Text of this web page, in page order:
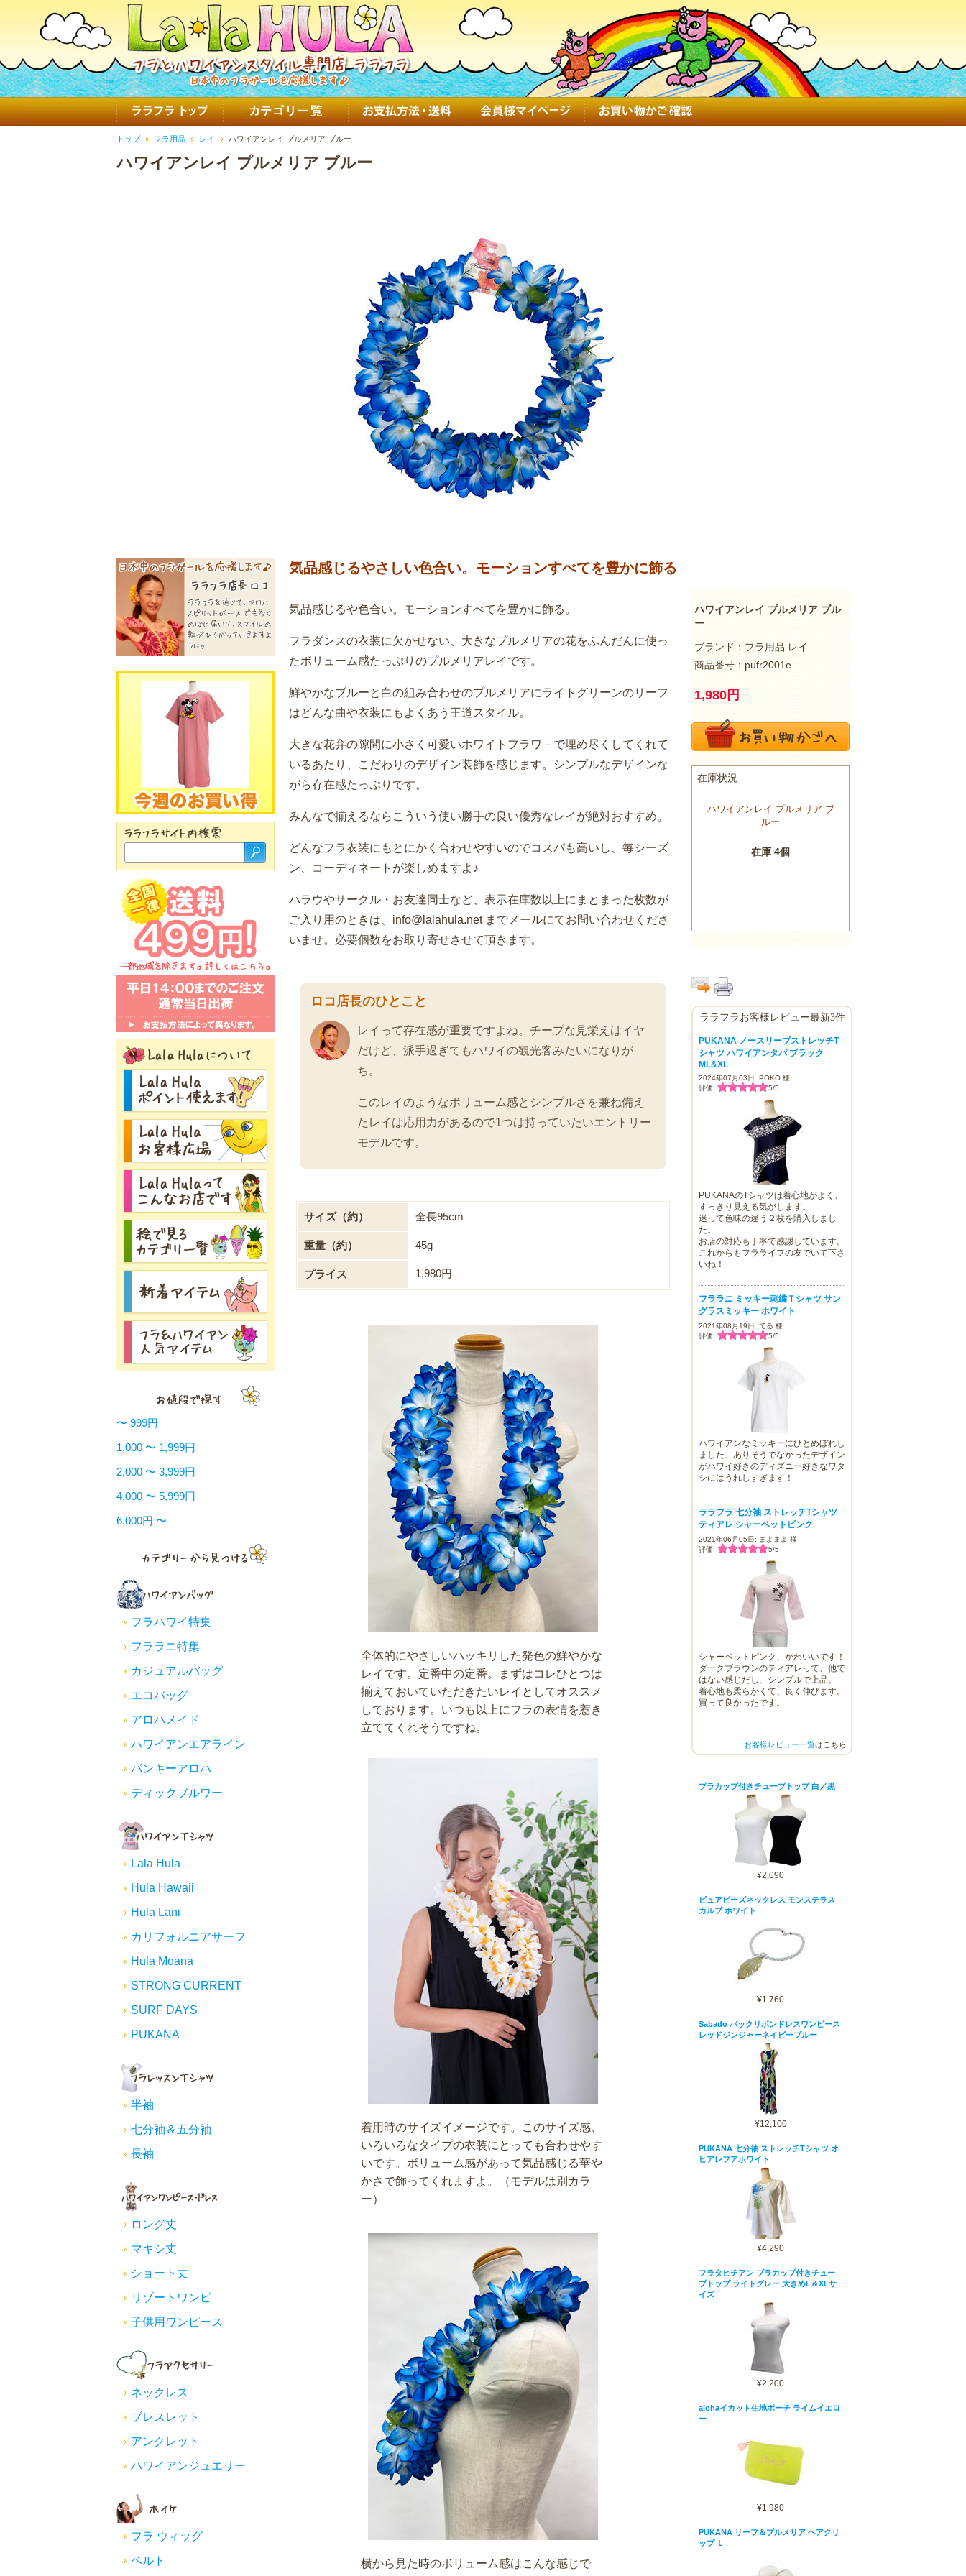
トップ フラ用品 レイ ハワイアンレイ プルメリア ブルー
ハワイアンレイ プルメリア ブルー
気品感じるやさしい色合い。モーションすべてを豊かに飾る
気品感じるや色合い。モーションすべてを豊かに飾る。
フラダンスの衣装に欠かせない、大きなプルメリアの花をふんだんに使っ
たボリューム感たっぷりのプルメリアレイです。
鮮やかなブルーと白の組み合わせのプルメリアにライトグリーンのリーフ
はどんな曲や衣装にもよくあう王道スタイル。
大きな花弁の隙間に小さく可愛いホワイトフラワ－で埋め尽くしてくれて
いるあたり、こだわりのデザイン装飾を感じます。シンプルなデザインな
がら存在感たっぷりです。
みんなで揃えるならこういう使い勝手の良い優秀なレイが絶対おすすめ。
どんなフラ衣装にもとにかく合わせやすいのでコスパも高いし、毎シーズ
ン、コーディネートが楽しめますよ♪
ハラウやサークル・お友達同士など、表示在庫数以上にまとまった枚数が
ご入り用のときは、info@lalahula.net までメールにてお問い合わせくださ
いませ。必要個数をお取り寄せさせて頂きます。
ロコ店長のひとこと
レイって存在感が重要ですよね。チープな見栄えはイヤ
だけど、派手過ぎてもハワイの観光客みたいになりが
ち。
このレイのようなボリューム感とシンプルさを兼ね備え
たレイは応用力があるので1つは持っていたいエントリー
モデルです。
サイズ（約） 全長95cm
重量（約） 45g
プライス 1,980円
全体的にやさしいハッキリした発色の鮮やかな
レイです。定番中の定番。まずはコレひとつは
揃えておいていただきたいレイとしてオススメ
しております。いつも以上にフラの表情を惹き
立ててくれそうですね。
着用時のサイズイメージです。このサイズ感、
いろいろなタイプの衣装にとっても合わせやす
いです。ボリューム感があって気品感じる華や
かさで飾ってくれますよ。（モデルは別カラ
ー）
横から見た時のボリューム感はこんな感じで
ハワイアンレイ プルメリア ブル
ー
ブランド：フラ用品 レイ
商品番号：pufr2001e
1,980円
ララフラお客様レビュー最新3件
PUKANA ノースリーブストレッチT
シャツ ハワイアンタパ ブラック
ML&XL
2024年07月03日: POKO 様
評価:
5/5
PUKANAのTシャツは着心地がよく、
すっきり見える気がします。
迷って色味の違う２枚を購入しまし
た。
お店の対応も丁寧で感謝しています。
これからもフラライフの友でいて下さ
いね！
フララニ ミッキー刺繍Ｔシャツ サン
グラスミッキー ホワイト
2021年08月19日: てる 様
評価:
5/5
ハワイアンなミッキーにひとめぼれし
ました、ありそうでなかったデザイン
がハワイ好きのディズニー好きなワタ
シにはうれしすぎます！
ララフラ 七分袖 ストレッチTシャツ
ティアレ シャーベットピンク
2021年06月05日: まよまよ 様
評価:
5/5
シャーベットピンク、かわいいです！
ダークブラウンのティアレって、他で
はない感じだし、シンプルで上品。
着心地も柔らかくて、良く伸びます。
買って良かったです。
お客様レビュー一覧はこちら
ブラカップ付きチューブトップ 白／黒
¥2,090
ピュアビーズネックレス モンステラス
カルプ ホワイト
¥1,760
Sabado バックリボンドレスワンピース
レッドジンジャーネイビーブルー
¥12,100
PUKANA 七分袖 ストレッチTシャツ オ
ヒアレフアホワイト
¥4,290
フラタヒチアン ブラカップ付きチュー
ブトップ ライトグレー 大きめL＆XLサ
イズ
¥2,200
alohaイカット生地ポーチ ライムイエロ
ー
¥1,980
PUKANA リーフ＆プルメリア ヘアクリ
ップ Ｌ
〜 999円
1,000 〜 1,999円
2,000 〜 3,999円
4,000 〜 5,999円
6,000円 〜
フラハワイ特集
フララニ特集
カジュアルバッグ
エコバッグ
アロハメイド
ハワイアンエアライン
パンキーアロハ
ディックブルワー
Lala Hula
Hula Hawaii
Hula Lani
カリフォルニアサーフ
Hula Moana
STRONG CURRENT
SURF DAYS
PUKANA
半袖
七分袖＆五分袖
長袖
ロング丈
マキシ丈
ショート丈
リゾートワンピ
子供用ワンピース
ネックレス
ブレスレット
アンクレット
ハワイアンジュエリー
フラ ウィッグ
ベルト